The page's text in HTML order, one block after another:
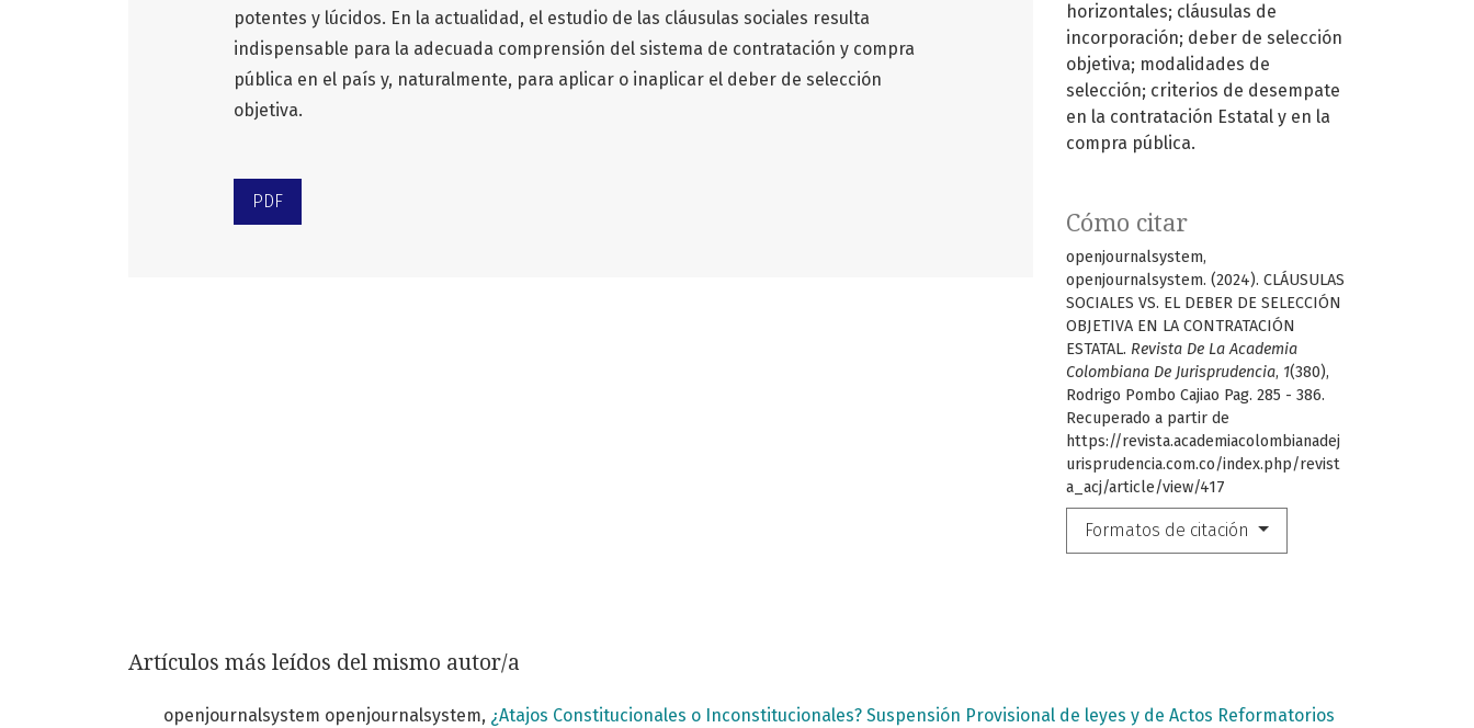
horizontales; cláusulas de
incorporación; deber de selección
objetiva; modalidades de
selección; criterios de desempate
en la contratación Estatal y en la
compra pública.
Cómo citar
openjournalsystem,
openjournalsystem. (2024). CLÁUSULAS
SOCIALES VS. EL DEBER DE SELECCIÓN
OBJETIVA EN LA CONTRATACIÓN
ESTATAL. Revista De La Academia
Colombiana De Jurisprudencia, 1(380),
Rodrigo Pombo Cajiao Pag. 285 - 386.
Recuperado a partir de
https://revista.academiacolombianadej
urisprudencia.com.co/index.php/revist
a_acj/article/view/417
Formatos de citación
potentes y lúcidos. En la actualidad, el estudio de las cláusulas sociales resulta
indispensable para la adecuada comprensión del sistema de contratación y compra
pública en el país y, naturalmente, para aplicar o inaplicar el deber de selección
objetiva.
PDF
Artículos más leídos del mismo autor/a
openjournalsystem openjournalsystem, ¿Atajos Constitucionales o Inconstitucionales? Suspensión Provisional de leyes y de Actos Reformatorios